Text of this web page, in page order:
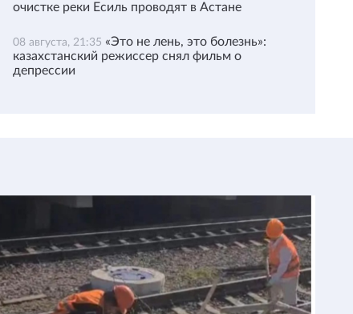
очистке реки Есиль проводят в Астане
08 августа, 21:35 «Это не лень, это болезнь»:
казахстанский режиссер снял фильм о
депрессии